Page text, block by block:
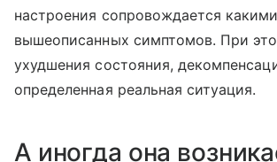
настроения сопровождается
вышеописанных симптомов. При
ухудшения состояния,
определенная реальная ситуация.
А иногда она